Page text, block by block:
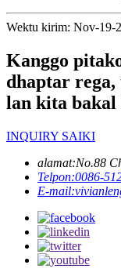
Wektu kirim: Nov-19-
Kanggo
dhaptar rega,
lan kita bakal
INQUIRY SAIKI
alamat:No.88
Telpon:0086-
E-mail: